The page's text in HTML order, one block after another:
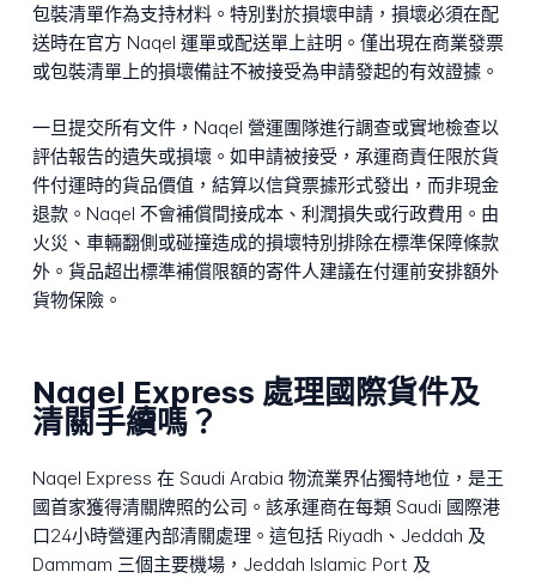
包裝清單作為支持材料。特別對於損壞申請，損壞必須在配
送時在官方 Naqel 運單或配送單上註明。僅出現在商業發票
或包裝清單上的損壞備註不被接受為申請發起的有效證據。
一旦提交所有文件，Naqel 營運團隊進行調查或實地檢查以
評估報告的遺失或損壞。如申請被接受，承運商責任限於貨
件付運時的貨品價值，結算以信貸票據形式發出，而非現金
退款。Naqel 不會補償間接成本、利潤損失或行政費用。由
火災、車輛翻側或碰撞造成的損壞特別排除在標準保障條款
外。貨品超出標準補償限額的寄件人建議在付運前安排額外
貨物保險。
Naqel Express 處理國際貨件及
清關手續嗎？
Naqel Express 在 Saudi Arabia 物流業界佔獨特地位，是王
國首家獲得清關牌照的公司。該承運商在每類 Saudi 國際港
口24小時營運內部清關處理。這包括 Riyadh、Jeddah 及
Dammam 三個主要機場，Jeddah Islamic Port 及